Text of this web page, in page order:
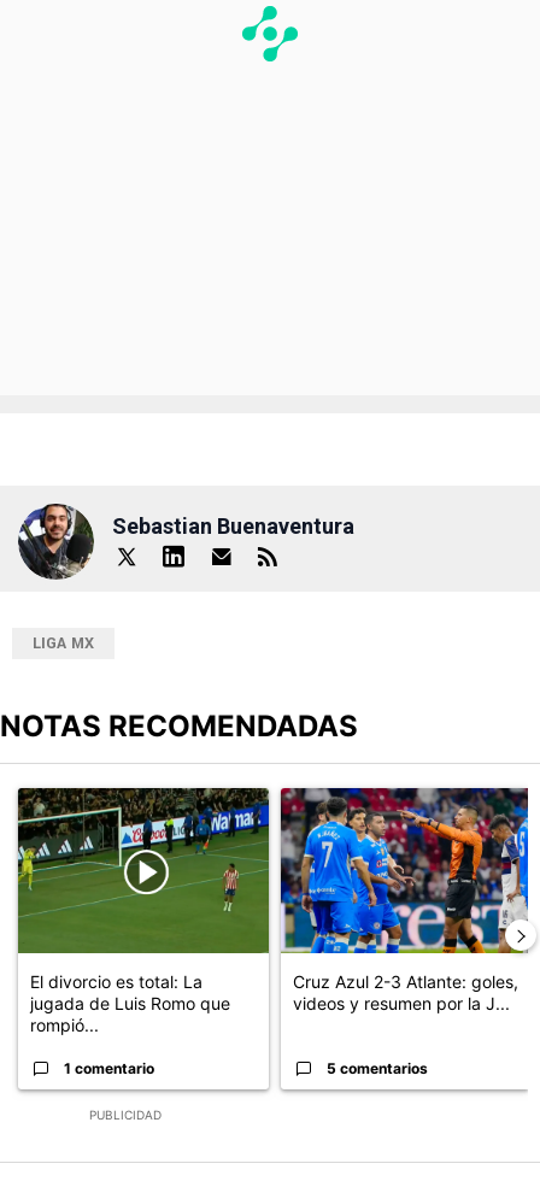
Sebastian Buenaventura
LIGA MX
NOTAS RECOMENDADAS
PUBLICIDAD
Un artículo de tendencia con el título "El divorcio es total: La
El divorcio es total: La
jugada de Luis Romo que
rompió...
1 comentario
Un artículo de tendencia con el
Cruz Azul 2-3 Atlante: goles,
videos y resumen por la J...
5 comentarios